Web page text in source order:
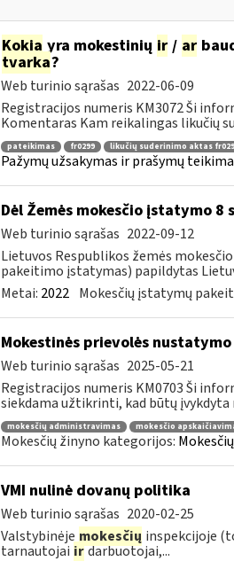
Kokiayra mokestinių ir/ ar
tvarka?
Web turinio sąrašas 2022-06-09
Registracijos numeris KM3072 Ši
Komentaras Kam reikalingas likučių
pateikimas fr0299 likučių suderinimo aktas
Pažymų užsakymas ir prašymų
Dėl Žemės mokesčio įstatymo
Web turinio sąrašas 2022-09-12
Lietuvos Respublikos žemės
pakeitimo įstatymas) papildytas
Metai: 2022 Mokesčių įstatymų
Mokestinės prievolės nustatymo
Web turinio sąrašas 2025-05-21
Registracijos numeris KM0703 Ši
siekdama užtikrinti, kad būtų
mokesčių administravimas mokesčio
Mokesčių žinyno kategorijos:
VMI nulinė dovanų politika
Web turinio sąrašas 2020-02-25
Valstybinėje mokesčių inspekcijoje
tarnautojai irdarbuotojai,...